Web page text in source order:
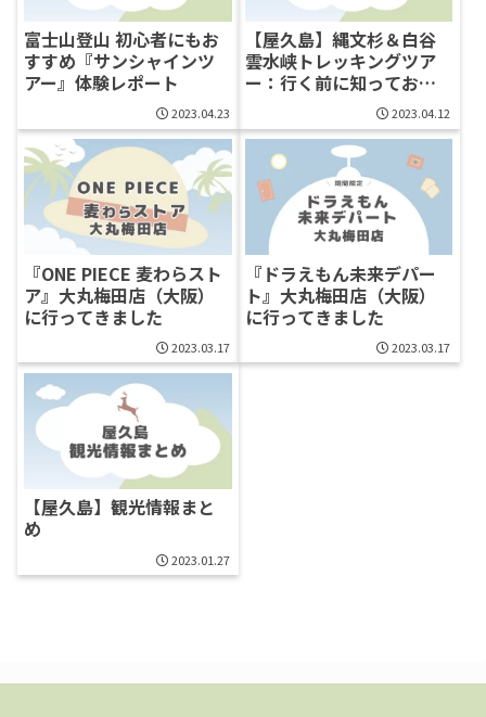
富士山登山 初心者にもお
すすめ『サンシャインツ
アー』体験レポート
2023.04.23
【屋久島】縄文杉＆白谷
雲水峡トレッキングツア
ー：行く前に知っておき
2023.04.12
『ONE PIECE 麦わらスト
ア』大丸梅田店（大阪）
に行ってきました
2023.03.17
『ドラえもん未来デパー
ト』大丸梅田店（大阪）
に行ってきました
2023.03.17
【屋久島】観光情報まと
め
2023.01.27